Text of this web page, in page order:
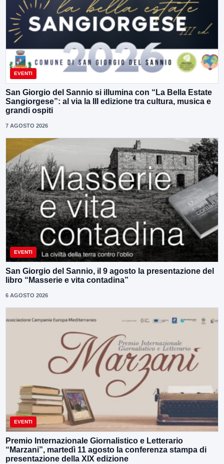
EVENTI
San Giorgio del Sannio si illumina con “La Bella Estate
Sangiorgese”: al via la III edizione tra cultura, musica e
grandi ospiti
7 AGOSTO 2026
EVENTI
San Giorgio del Sannio, il 9 agosto la presentazione del
libro “Masserie e vita contadina”
6 AGOSTO 2026
EVENTI
Premio Internazionale Giornalistico e Letterario
“Marzani”, martedì 11 agosto la conferenza stampa di
presentazione della XIX edizione